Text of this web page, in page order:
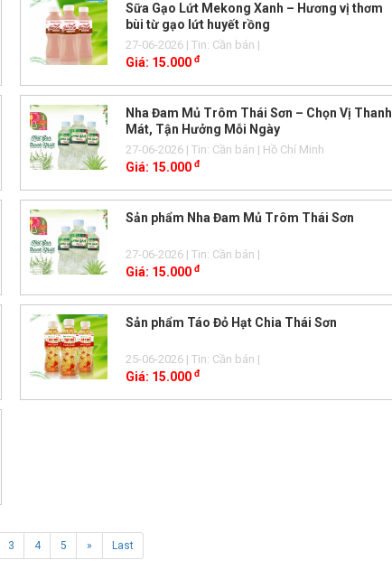
Sữa Gạo Lứt Mekong Xanh – Hương vị thơm
bùi từ gạo lứt huyết rồng
27-06-2026 | Tin: Cần bán |
Giá: 15.000đ
Nha Đam Mủ Trôm Thái Sơn – Chọn Vị Thanh
Mát, Tận Hưởng Mỗi Ngày
27-06-2026 | Tin: Cần bán | Hồ Chí Minh
Giá: 15.000đ
Sản phẩm Nha Đam Mủ Trôm Thái Sơn
27-06-2026 | Tin: Cần bán |
Giá: 15.000đ
Sản phẩm Táo Đỏ Hạt Chia Thái Sơn
25-06-2026 | Tin: Cần bán |
Giá: 15.000đ
3 4 5 » Last